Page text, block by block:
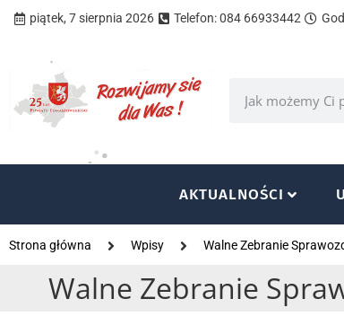
piątek, 7 sierpnia 2026 Telefon: 084 66933442
AKTUALNOŚCI
Strona główna Wpisy Walne Zebranie
Walne Zebranie